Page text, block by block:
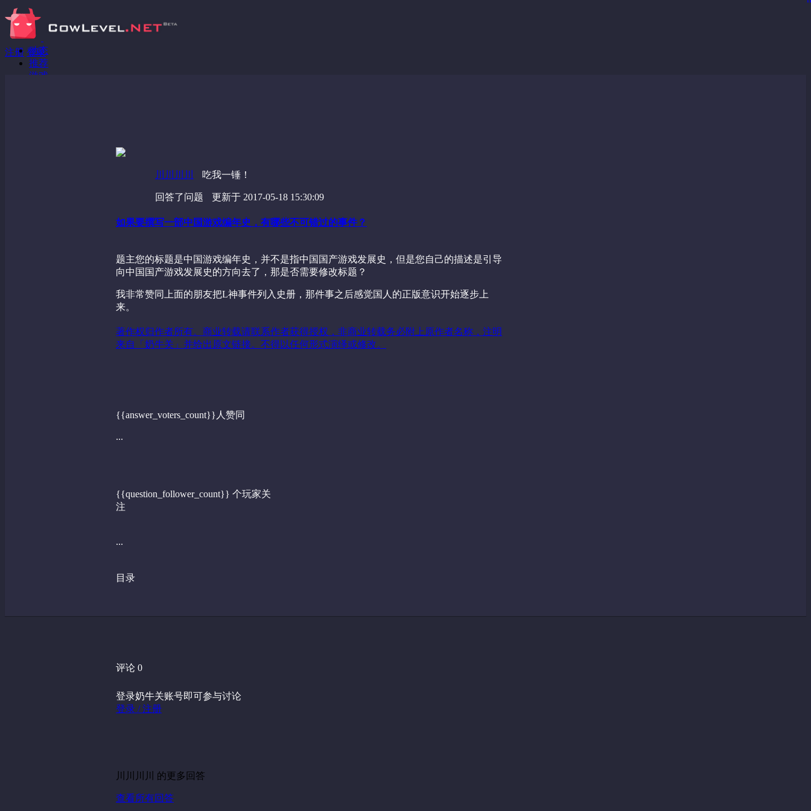
注册 登录
动态
推荐
游戏
川川川川 吃我一锤！
回答了问题 更新于 2017-05-18 15:30:09
如果要撰写一部中国游戏编年史，有哪些不可错过的事件？
题主您的标题是中国游戏编年史，并不是指中国国产游戏发展史，但是您自己的描述是引导
向中国国产游戏发展史的方向去了，那是否需要修改标题？
我非常赞同上面的朋友把L神事件列入史册，那件事之后感觉国人的正版意识开始逐步上
来。
著作权归作者所有。商业转载请联系作者获得授权，非商业转载务必附上原作者名称，注明
来自「奶牛关」并给出原文链接。不得以任何形式演绎或修改。
{{answer_voters_count}}人赞同
...
{{question_follower_count}} 个玩家关
注
...
目录
评论 0
登录奶牛关账号即可参与讨论
登录 / 注册
川川川川 的更多回答
查看所有回答